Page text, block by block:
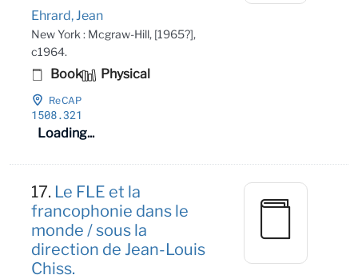
Ehrard, Jean
New York : Mcgraw-Hill, [1965?],
c1964.
Book Physical
ReCAP
1508.321
Loading...
17. Le FLE et la
francophonie dans le
monde / sous la
direction de Jean-Louis
Chiss.